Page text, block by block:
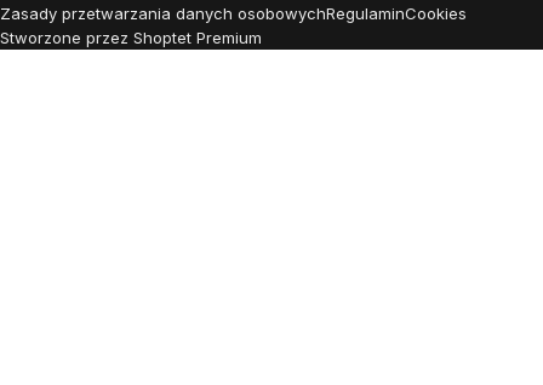
Zasady przetwarzania danych osobowychRegulaminCookies
Stworzone przez Shoptet Premium